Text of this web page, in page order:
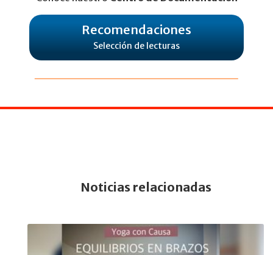
Recomendaciones
Selección de lecturas
Noticias relacionadas